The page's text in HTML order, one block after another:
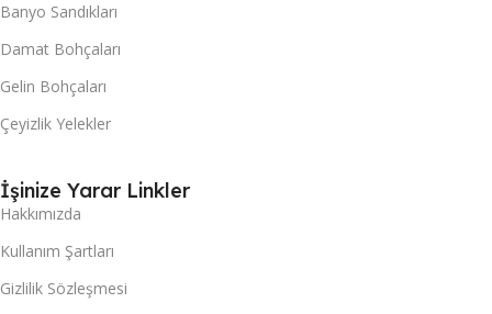
Banyo Sandıkları
Damat Bohçaları
Gelin Bohçaları
Çeyizlik Yelekler
İşinize Yarar Linkler
Hakkımızda
Kullanım Şartları
Gizlilik Sözleşmesi